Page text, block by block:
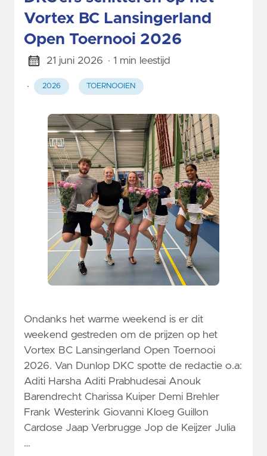
Vortex BC Lansingerland
Open Toernooi 2026
21 juni 2026 · 1 min leestijd
· 2026 TOERNOOIEN
Ondanks het warme weekend is er dit
weekend gestreden om de prijzen op het
Vortex BC Lansingerland Open Toernooi
2026. Van Dunlop DKC spotte de redactie o.a:
Aditi Harsha Aditi Prabhudesai Anouk
Barendrecht Charissa Kuiper Demi Brehler
Frank Westerink Giovanni Kloeg Guillon
Cardose Jaap Verbrugge Jop de Keijzer Julia
…